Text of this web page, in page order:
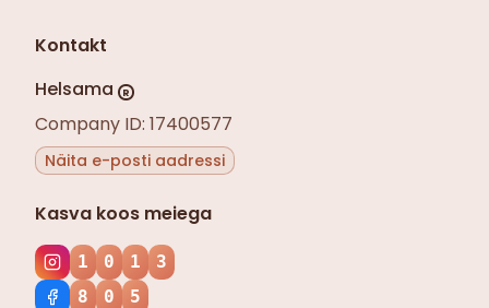
Kontakt
Helsama
R
Company ID: 17400577
Näita e-posti aadressi
Kasva koos meiega
1 0 1
3
8
0
5